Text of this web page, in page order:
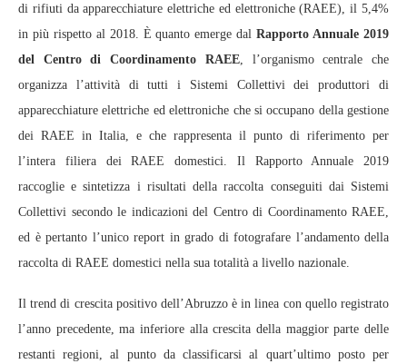
di rifiuti da apparecchiature elettriche ed elettroniche (RAEE), il 5,4%
in più rispetto al 2018. È quanto emerge dalRapporto Annuale 2019
del Centro di Coordinamento RAEE, l’organismo centrale che
organizza l’attività di tutti i Sistemi Collettivi dei produttori di
apparecchiature elettriche ed elettroniche che si occupano della gestione
dei RAEE in Italia, e che rappresenta il punto di riferimento per
l’intera filiera dei RAEE domestici. Il Rapporto Annuale 2019
raccoglie e sintetizza i risultati della raccolta conseguiti dai Sistemi
Collettivi secondo le indicazioni del Centro di Coordinamento RAEE,
ed è pertanto l’unico report in grado di fotografare l’andamento della
raccolta di RAEE domestici nella sua totalità a livello nazionale.
Il trend di crescita positivo dell’Abruzzo è in linea con quello registrato
l’anno precedente, ma inferiore alla crescita della maggior parte delle
restanti regioni, al punto da classificarsi al quart’ultimo posto per